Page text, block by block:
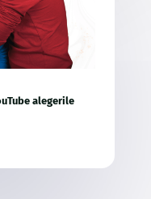
alegerile